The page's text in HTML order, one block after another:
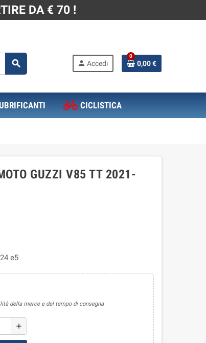
DA € 70 !
search person Accedi
0
0,00 €
CICLISTICA
GUZZI V85 TT 2021-
e5
della merce e del tempo di consegna
add